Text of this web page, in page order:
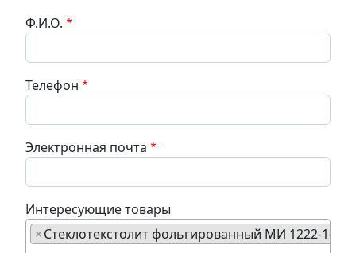
Ф.И.О.
Телефон
Электронная почта
Интересующие товары
×Стеклотекстолит фольгированный МИ 1222-1-